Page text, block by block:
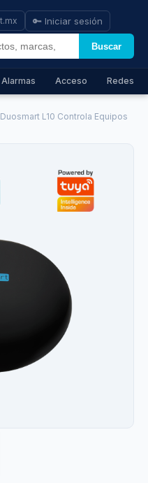
Buscar
🔑 Iniciar sesión
Alarmas Acceso Redes
L10 Controla Equipos